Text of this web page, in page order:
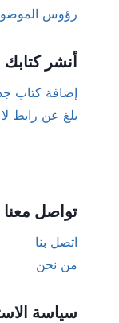
رؤوس
أنشر كتابك
إضافة كتاب
بلغ عن رابط
تواصل معنا
اتصل بنا
من نحن
سياسة